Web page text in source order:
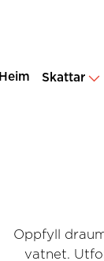
Heim Skattar
Oppfyll
vatnet.